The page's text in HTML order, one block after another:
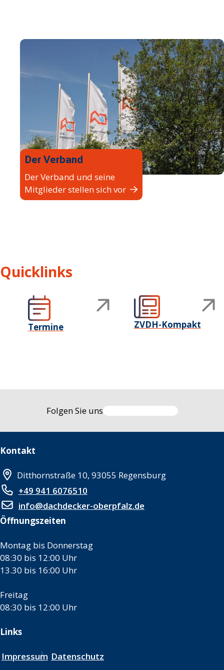
Der Verband
Der Verband und seine
Mitglieder stellen sich vor
Quicklinks
Termine ZVDH-Kompakt
Folgen Sie uns
Kontakt
Ditthornstraße 10, 93055 Regensburg
+49 941 6076510
info@dachdecker-oberpfalz.de
Öffnungszeiten
Montag bis Donnerstag
08:30 bis 12:00 Uhr
13.30 bis 16:00 Uhr
Freitag
08:30 bis 12:00 Uhr
Links
Impressum Datenschutz